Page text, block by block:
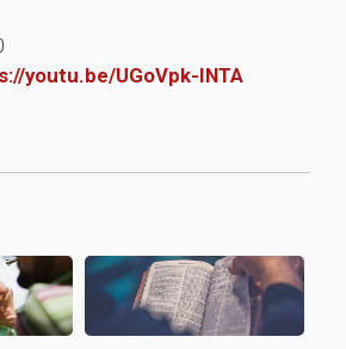
youtu.be/UGoVpk-INTA